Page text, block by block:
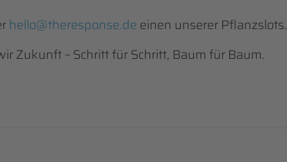
hello@theresponse.de einen unserer Pflanzslots.
Zukunft – Schritt für Schritt, Baum für Baum.